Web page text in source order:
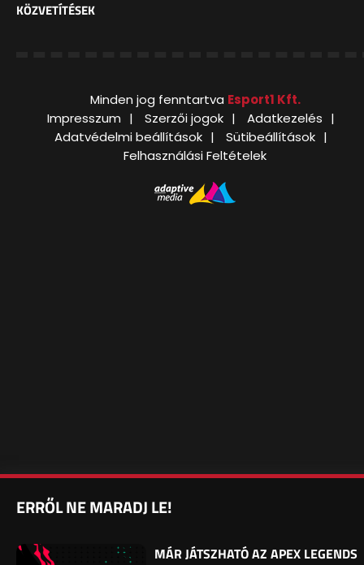
KÖZVETÍTÉSEK
Minden jog fenntartva Esport1 Kft.
Impresszum
Szerzői jogok
Adatkezelés
Adatvédelmi beállítások
Sütibeállítások
Felhasználási Feltételek
ERRŐL NE MARADJ LE!
MÁR JÁTSZHATÓ AZ APEX LEGENDS